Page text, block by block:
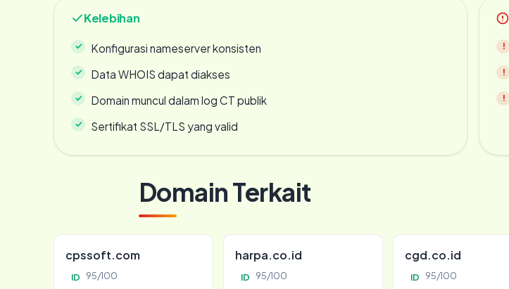
Kelebihan
Konfigurasi nameserver konsisten
Data WHOIS dapat diakses
Domain muncul dalam log CT publik
Sertifikat SSL/TLS yang valid
Domain Terkait
cpssoft.com
ID 95/100
harpa.co.id
ID 95/100
cgd.co.id
ID 95/100